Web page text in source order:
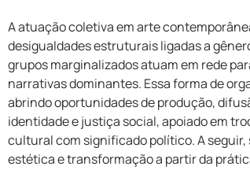
A atuação coletiva em arte
desigualdades estruturais ligadas a
grupos marginalizados atuam em rede
narrativas dominantes. Essa forma de
abrindo oportunidades de produção,
identidade e justiça social, apoiado em
cultural com significado político. A
estética e transformação a partir da